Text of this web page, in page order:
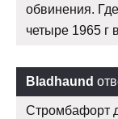
обвинения.
четыре 1965 г
Bladhaund
Стромбафорт